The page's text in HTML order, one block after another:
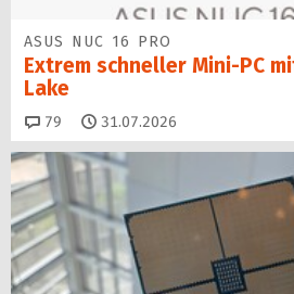
ASUS NUC 16 PRO
Extrem schneller Mini-PC
Lake
79 Kommentare
31.07.2026